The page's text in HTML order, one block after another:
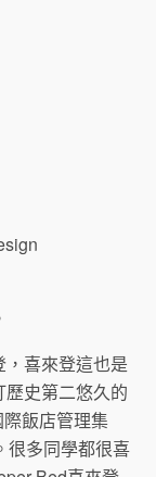
喜來登這也是
史第二悠久的
飯店管理集
很多同學都很喜